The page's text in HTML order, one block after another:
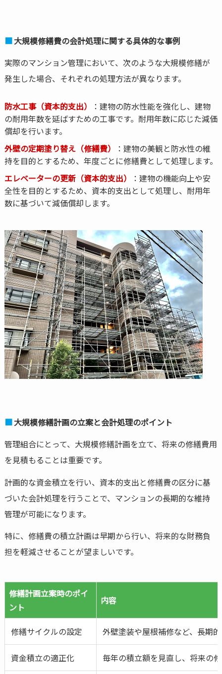
大規模修繕費の会計処理に関する具体的な事例
実際のマンション管理において、次のような大規模修繕が
発生した場合、それぞれの処理方法が異なります。
防水工事（資本的支出）
：建物の防水性能を強化し、建物
の耐用年数を延ばすための工事です。耐用年数に応じた減価
償却を行います。
外壁の定期塗り替え（修繕費）
：建物の美観と防水性の維
持を目的とするため、年度ごとに修繕費として処理します。
エレベーターの更新（資本的支出）
：建物の機能向上や安
全性を目的とするため、資本的支出として処理し、耐用年
数に基づいて減価償却します。
大規模修繕計画の立案と会計処理のポイント
管理組合にとって、大規模修繕計画を立て、将来の修繕費用
を見積もることは重要です。
計画的な資金積立を行い、資本的支出と修繕費の区分に基
づいた会計処理を行うことで、マンションの長期的な維持
管理が可能になります。
特に、修繕費の積立計画は早期から行い、将来的な財務負
担を軽減させることが望ましいです。
修繕計画立案時のポイ
ント
内容
修繕サイクルの設定 外壁塗装や屋根補修など、長期
資金積立の適正化 毎年の積立額を見直し、将来の